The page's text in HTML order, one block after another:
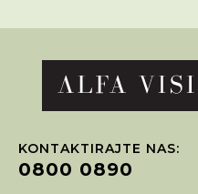
KONTAKTIRAJTE NAS:
0800 0890